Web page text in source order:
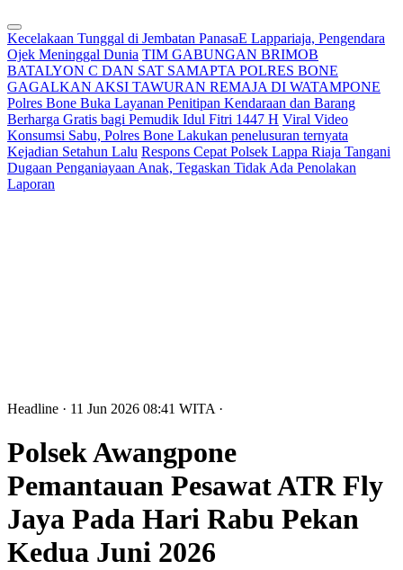
Kecelakaan Tunggal di Jembatan PanasaE Lappariaja, Pengendara
Ojek Meninggal Dunia TIM GABUNGAN BRIMOB
BATALYON C DAN SAT SAMAPTA POLRES BONE
GAGALKAN AKSI TAWURAN REMAJA DI WATAMPONE
Polres Bone Buka Layanan Penitipan Kendaraan dan Barang
Berharga Gratis bagi Pemudik Idul Fitri 1447 H Viral Video
Konsumsi Sabu, Polres Bone Lakukan penelusuran ternyata
Kejadian Setahun Lalu Respons Cepat Polsek Lappa Riaja Tangani
Dugaan Penganiayaan Anak, Tegaskan Tidak Ada Penolakan
Laporan
Headline · 11 Jun 2026 08:41 WITA ·
Polsek Awangpone
Pemantauan Pesawat ATR Fly
Jaya Pada Hari Rabu Pekan
Kedua Juni 2026